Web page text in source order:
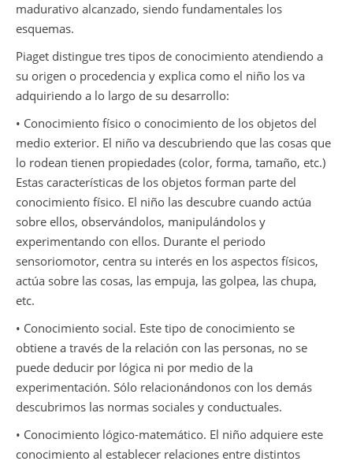
madurativo alcanzado, siendo fundamentales los
esquemas.
Piaget distingue tres tipos de conocimiento atendiendo a
su origen o procedencia y explica como el niño los va
adquiriendo a lo largo de su desarrollo:
• Conocimiento físico o conocimiento de los objetos del
medio exterior. El niño va descubriendo que las cosas que
lo rodean tienen propiedades (color, forma, tamaño, etc.)
Estas características de los objetos forman parte del
conocimiento físico. El niño las descubre cuando actúa
sobre ellos, observándolos, manipulándolos y
experimentando con ellos. Durante el periodo
sensoriomotor, centra su interés en los aspectos físicos,
actúa sobre las cosas, las empuja, las golpea, las chupa,
etc.
• Conocimiento social. Este tipo de conocimiento se
obtiene a través de la relación con las personas, no se
puede deducir por lógica ni por medio de la
experimentación. Sólo relacionándonos con los demás
descubrimos las normas sociales y conductuales.
• Conocimiento lógico-matemático. El niño adquiere este
conocimiento al establecer relaciones entre distintos